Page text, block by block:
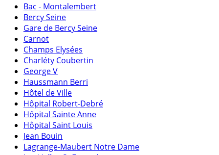
Bac - Montalembert
Bercy Seine
Gare de Bercy Seine
Carnot
Champs Elysées
Charléty Coubertin
George V
Haussmann Berri
Hôtel de Ville
Hôpital Robert-Debré
Hôpital Sainte Anne
Hôpital Saint Louis
Jean Bouin
Lagrange-Maubert Notre Dame